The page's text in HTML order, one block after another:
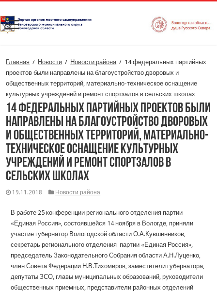
Главная / Новости / Новости района / 14 федеральных партийных
проектов были направлены на благоустройство дворовых и
общественных территорий, материально-техническое оснащение
культурных учреждений и ремонт спортзалов в сельских школах
14 федеральных партийных проектов были
направлены на благоустройство дворовых
и общественных территорий, материально-
техническое оснащение культурных
учреждений и ремонт спортзалов в
сельских школах
19.11.2018 Новости района
В работе 25 конференции регионального отделения партии
«Единая Россия», состоявшейся 14 ноября в Вологде, приняли
участие губернатор Вологодской области О.А.Кувшинников,
секретарь регионального отделения партии «Единая Россия»,
председатель Законодательного Собрания области А.Н.Луценко,
член Совета Федерации Н.В.Тихомиров, заместители губернатора,
депутаты ЗСО, главы муниципальных образований, руководители
общественных приемных, представители районных отделений